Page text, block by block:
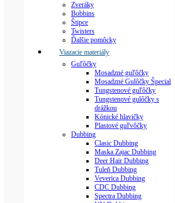
Zveráky
Bobbins
Štipce
Twisters
Ďalšie pomôcky
Viazacie materiály
Guľôčky
Mosadzné guľôčky
Mosadzné Gulôčky Špecial
Tungstenové guľôčky
Tungstenové gulôčky s
drážkou
Kónické hlavičky
Plastové guľvôčky
Dubbing
Clasic Dubbing
Maska Zajac Dubbing
Deer Hair Dubbing
Tuleň Dubbing
Veverica Dubbing
CDC Dubbing
Spectra Dubbing